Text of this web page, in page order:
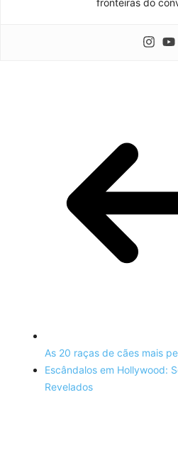
fronteiras do
As 20 raças de cães mais
Escândalos em Hollywood:
Revelados